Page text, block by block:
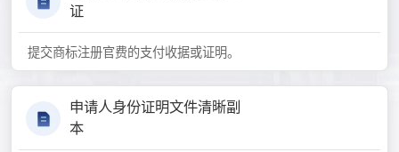
证
提交商标注册官费的支付收据或证明。
申请人身份证明文件清晰副
本